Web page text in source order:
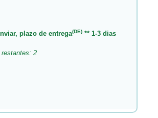
plazo de entrega(DE)** 1-3 dias
2